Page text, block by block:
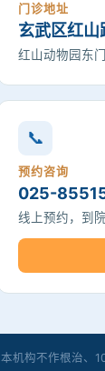
门诊地址
玄武区红
红山动物园东
📞
预约咨询
025-
线上预约，到
本机构不作根治、